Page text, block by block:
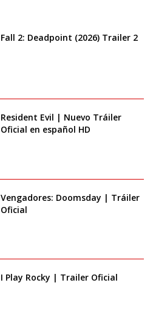
Fall 2: Deadpoint (2026) Trailer 2
Resident Evil | Nuevo Tráiler
Oficial en español HD
Vengadores: Doomsday | Tráiler
Oficial
I Play Rocky | Trailer Oficial